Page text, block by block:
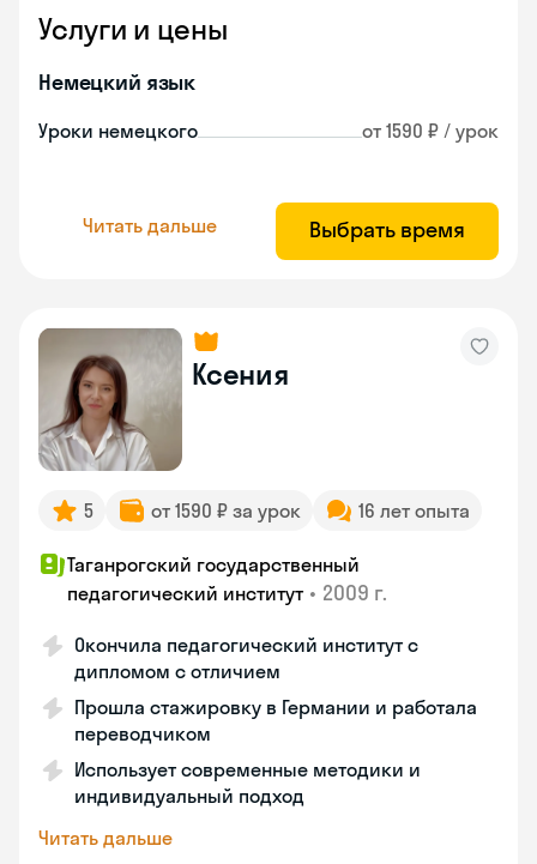
Услуги и цены
Немецкий язык
Уроки немецкого от 1590 ₽ / урок
Читать дальше Выбрать время
Ксения
5 от 1590 ₽ за урок 16 лет опыта
Таганрогский государственный
педагогический институт • 2009 г.
Окончила педагогический институт с
дипломом с отличием
Прошла стажировку в Германии и работала
переводчиком
Использует современные методики и
индивидуальный подход
Читать дальше